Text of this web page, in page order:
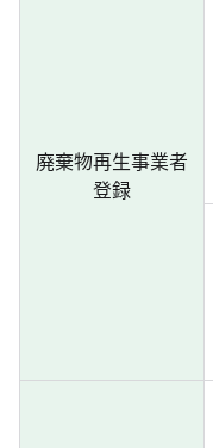
廃棄物再生事業者
登録